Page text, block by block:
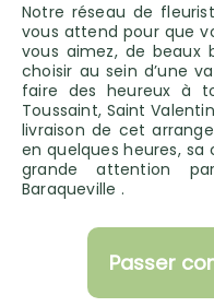
Notre réseau de
vous attend pour que
vous aimez, de beaux
choisir au sein d’une
faire des heureux à
Toussaint, Saint
livraison de cet
en quelques heures,
grande attention
Baraqueville .
Passer